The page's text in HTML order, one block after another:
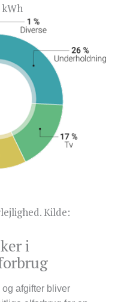
kWh
Kilde:
i
afgifter bliver